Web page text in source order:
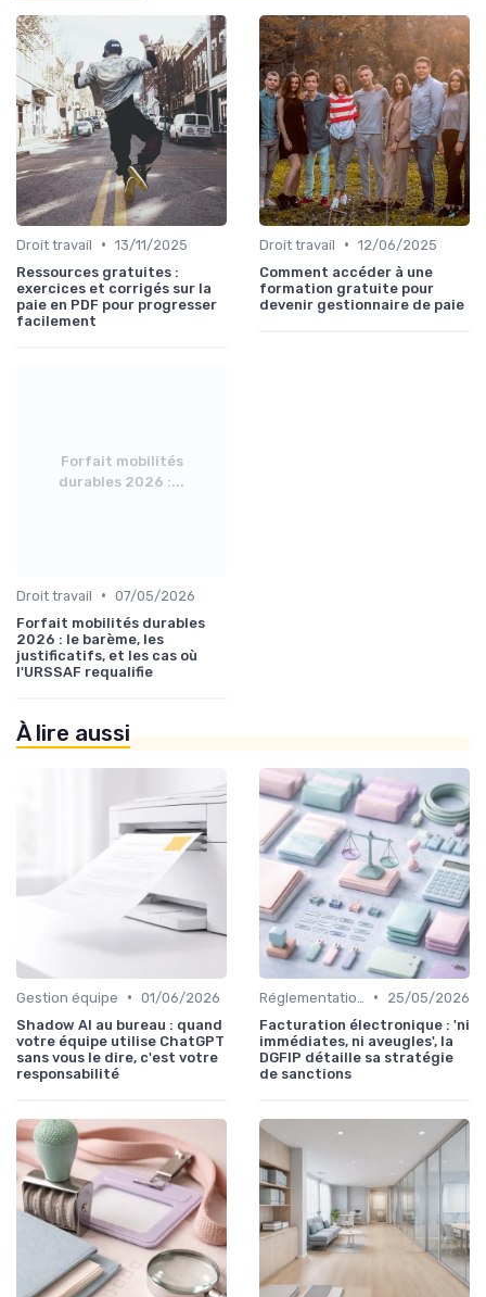
Droit travail • 13/11/2025
Ressources gratuites :
exercices et corrigés sur la
paie en PDF pour progresser
facilement
Droit travail • 12/06/2025
Comment accéder à une
formation gratuite pour
devenir gestionnaire de paie
Forfait mobilités
durables 2026 :...
Droit travail • 07/05/2026
Forfait mobilités durables
2026 : le barème, les
justificatifs, et les cas où
l'URSSAF requalifie
À lire aussi
Gestion équipe • 01/06/2026
Shadow AI au bureau : quand
votre équipe utilise ChatGPT
sans vous le dire, c'est votre
responsabilité
•
25/05/2026
Facturation électronique : 'ni
immédiates, ni aveugles', la
DGFIP détaille sa stratégie
de sanctions